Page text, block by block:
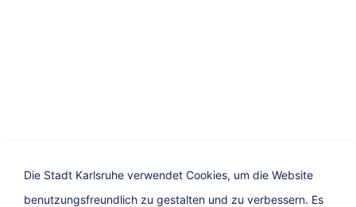
Die Stadt Karlsruhe verwendet Cookies, um die Website
benutzungsfreundlich zu gestalten und zu verbessern. Es